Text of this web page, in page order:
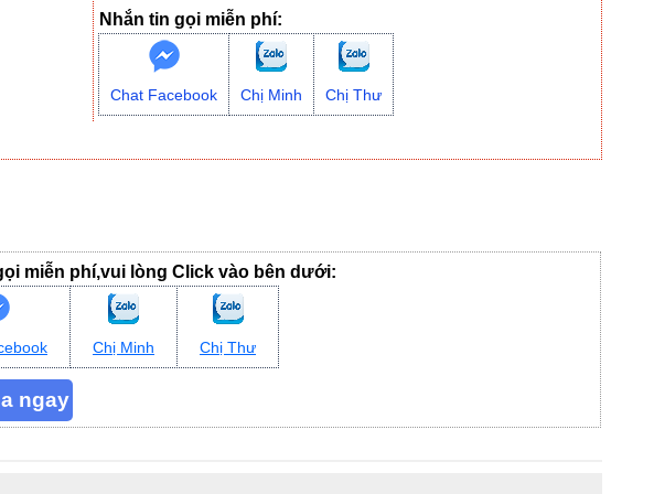
Nhắn tin gọi miễn phí:
Chat Facebook Chị Minh Chị Thư
miễn phí,vui lòng Click vào bên dưới:
Chị Minh Chị Thư